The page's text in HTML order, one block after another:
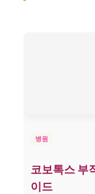
병원
코보톡스 부
이드